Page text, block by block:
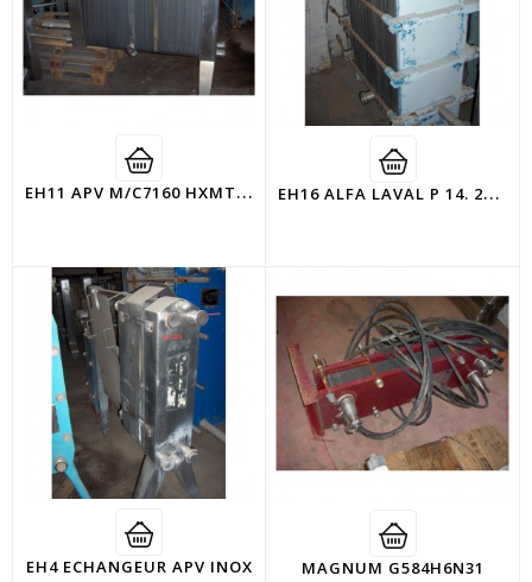
E
H11 APV M/C7160 HXMT ECHANGEUR INOX E
H16 ALFA LAVAL P 14. 2500 L
EH4 ECHANGEUR APV INOX MAGNUM G584H6N31